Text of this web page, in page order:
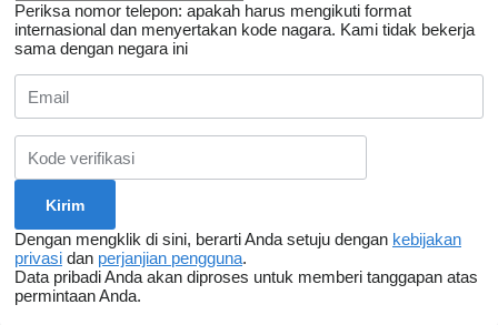
Periksa nomor telepon: apakah harus mengikuti format
internasional dan menyertakan kode nagara. Kami tidak bekerja
sama dengan negara ini
Dengan mengklik di sini, berarti Anda setuju dengan kebijakan
privasi dan perjanjian pengguna.
Data pribadi Anda akan diproses untuk memberi tanggapan atas
permintaan Anda.